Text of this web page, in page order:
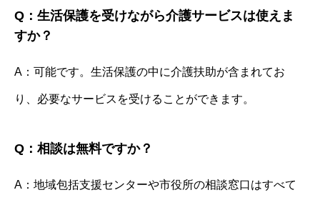
Q：生活保護を受けながら介護サービスは使えま
すか？
A：可能です。生活保護の中に介護扶助が含まれてお
り、必要なサービスを受けることができます。
Q：相談は無料ですか？
A：地域包括支援センターや市役所の相談窓口はすべて